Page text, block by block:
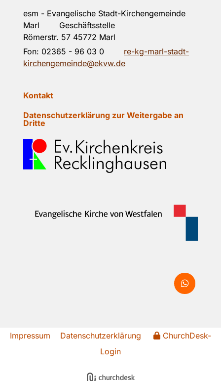
esm - Evangelische Stadt-Kirchengemeinde
Marl Geschäftsstelle
Römerstr. 57 45772 Marl
Fon: 02365 - 96 03 0
re-kg-marl-stadt-
kirchengemeinde@ekvw.de
Kontakt
Datenschutzerklärung zur Weitergabe an
Dritte
Impressum Datenschutzerklärung
ChurchDesk-
Login